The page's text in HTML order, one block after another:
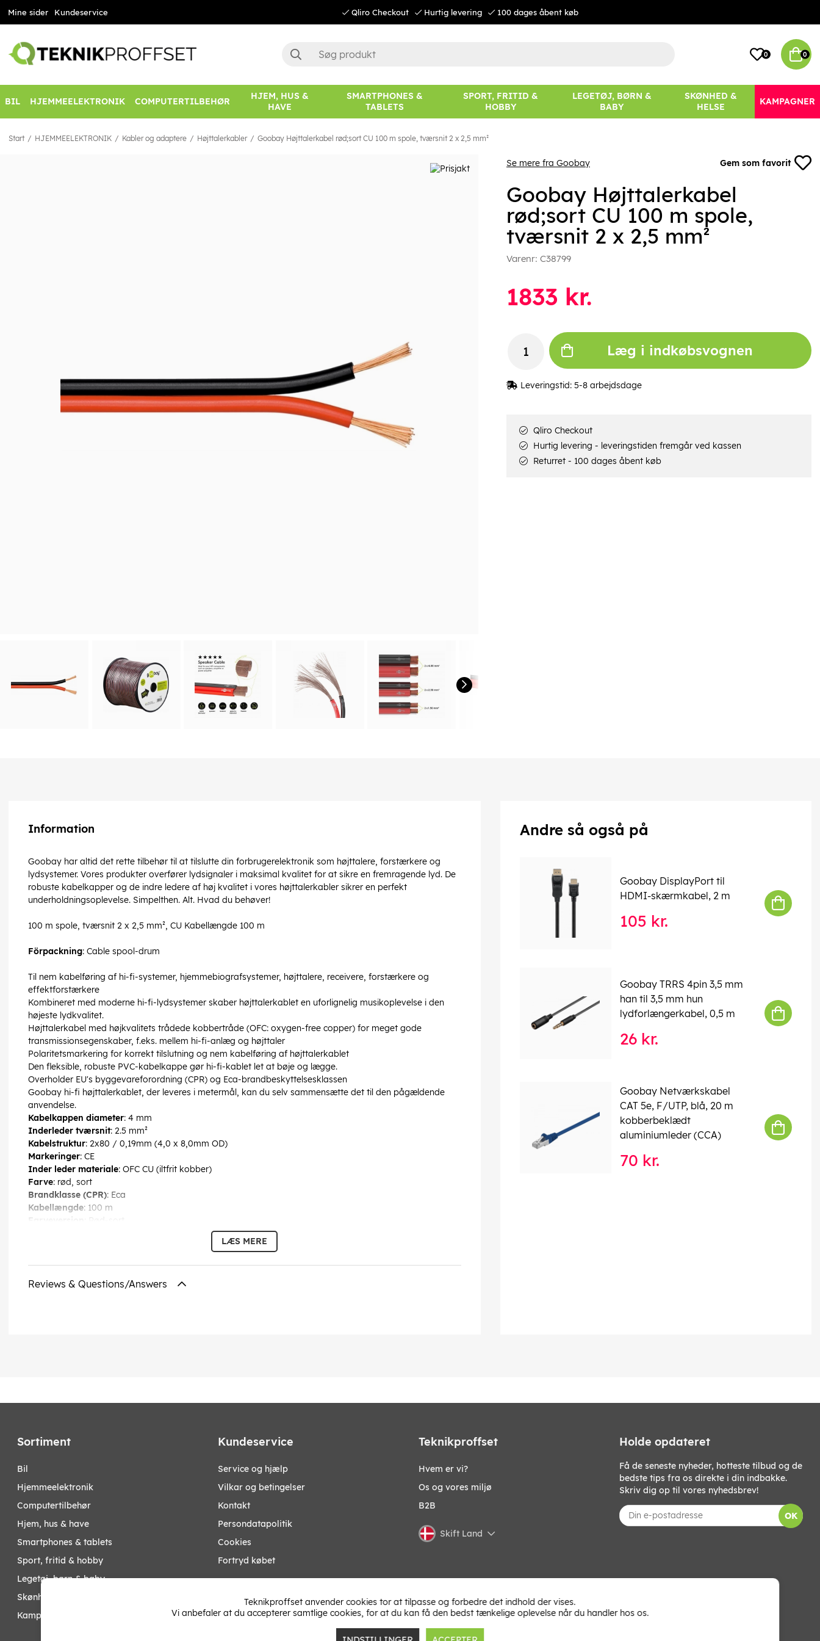
Mine sider Kundeservice Qliro Checkout Hurtig levering 100 dages åbent køb
0 0
BIL HJEMMEELEKTRONIK COMPUTERTILBEHØR
HJEM, HUS &
HAVE
SMARTPHONES &
TABLETS
SPORT, FRITID &
HOBBY
LEGETØJ, BØRN &
BABY
SKØNHED &
HELSE
KAMPAGNER
Start HJEMMEELEKTRONIK Kabler og adaptere Højttalerkabler Goobay Højttalerkabel rød;sort CU 100 m spole, tværsnit 2 x 2,5 mm²
Se mere fra Goobay Gem som favorit
Goobay Højttalerkabel
rød;sort CU 100 m spole,
tværsnit 2 x 2,5 mm²
Varenr: C38799
1833 kr.
Læg i indkøbsvognen
Leveringstid: 5-8 arbejdsdage
Qliro Checkout
Hurtig levering - leveringstiden fremgår ved kassen
Returret - 100 dages åbent køb
Information
Goobay har altid det rette tilbehør til at tilslutte din forbrugerelektronik som højttalere, forstærkere og
lydsystemer. Vores produkter overfører lydsignaler i maksimal kvalitet for at sikre en fremragende lyd. De
robuste kabelkapper og de indre ledere af høj kvalitet i vores højttalerkabler sikrer en perfekt
underholdningsoplevelse. Simpelthen. Alt. Hvad du behøver!
100 m spole, tværsnit 2 x 2,5 mm², CU Kabellængde 100 m
Förpackning: Cable spool-drum
Til nem kabelføring af hi-fi-systemer, hjemmebiografsystemer, højttalere, receivere, forstærkere og
effektforstærkere
Kombineret med moderne hi-fi-lydsystemer skaber højttalerkablet en uforlignelig musikoplevelse i den
højeste lydkvalitet.
Højttalerkabel med højkvalitets trådede kobbertråde (OFC: oxygen-free copper) for meget gode
transmissionsegenskaber, f.eks. mellem hi-fi-anlæg og højttaler
Polaritetsmarkering for korrekt tilslutning og nem kabelføring af højttalerkablet
Den fleksible, robuste PVC-kabelkappe gør hi-fi-kablet let at bøje og lægge.
Overholder EU's byggevareforordning (CPR) og Eca-brandbeskyttelsesklassen
Goobay hi-fi højttalerkablet, der leveres i metermål, kan du selv sammensætte det til den pågældende
anvendelse.
Kabelkappen diameter: 4 mm
Inderleder tværsnit: 2.5 mm²
Kabelstruktur: 2x80 / 0,19mm (4,0 x 8,0mm OD)
Markeringer: CE
Inder leder materiale: OFC CU (iltfrit kobber)
Farve: rød, sort
Brandklasse (CPR): Eca
Kabellængde: 100 m
Farveversion
: Rød-sort
LÆS MERE
Reviews & Questions/Answers
Andre så også på
Goobay DisplayPort til
HDMI-skærmkabel, 2 m
105 kr.
Goobay TRRS 4pin 3,5 mm
han til 3,5 mm hun
lydforlængerkabel, 0,5 m
26 kr.
Goobay Netværkskabel
CAT 5e, F/UTP, blå, 20 m
kobberbeklædt
aluminiumleder (CCA)
70 kr.
Sortiment
bil
hjemmeelektronik
computertilbehør
hjem, hus & have
smartphones & tablets
sport, fritid & hobby
legetøj, børn & baby
skønhed & helse
kampagner
Kundeservice
Service og hjælp
Vilkar og betingelser
Kontakt
Persondatapolitik
Cookies
Fortryd købet
Teknikproffset
Hvem er vi?
Os og vores miljø
B2B
Skift Land
Holde opdateret
Få de seneste nyheder, hotteste tilbud og de
bedste tips fra os direkte i din indbakke.
Skriv dig op til vores nyhedsbrev!
OK
Teknikproffset anvender cookies tor at tilpasse og forbedre det indhold der vises.
Vi anbefaler at du accepterer samtlige cookies, for at du kan få den bedst tænkelige oplevelse når du handler hos os.